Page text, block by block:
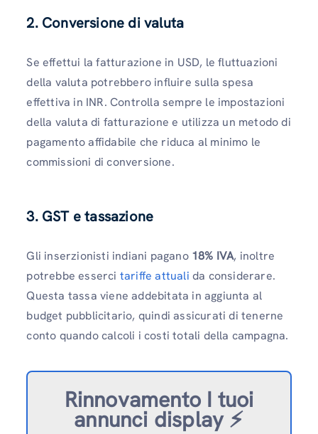
2. Conversione di valuta
Se effettui la fatturazione in USD, le fluttuazioni
della valuta potrebbero influire sulla spesa
effettiva in INR. Controlla sempre le impostazioni
della valuta di fatturazione e utilizza un metodo di
pagamento affidabile che riduca al minimo le
commissioni di conversione.
3. GST e tassazione
Gli inserzionisti indiani pagano 18% IVA, inoltre
potrebbe esserci tariffe attuali da considerare.
Questa tassa viene addebitata in aggiunta al
budget pubblicitario, quindi assicurati di tenerne
conto quando calcoli i costi totali della campagna.
Rinnovamento I tuoi
annunci display ⚡️